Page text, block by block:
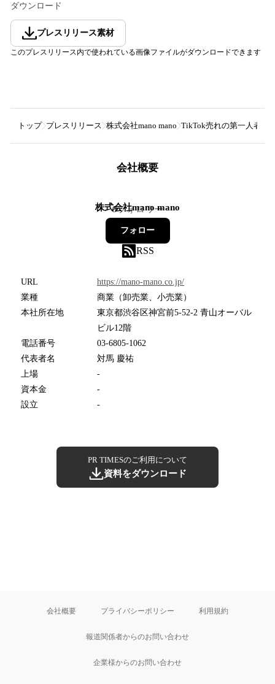
ダウンロード
プレスリリース素材
このプレスリリース内で使われている画像ファイルがダウンロードできます
トップ プレスリリース 株式会社mano mano TikTok売れの第一人者・
会社概要
株式会社mano mano
9フォロワー
フォロー
RSS
URL
https://mano-mano.co.jp/
業種
商業（卸売業、小売業）
本社所在地
東京都渋谷区神宮前5-52-2 青山オーバル
ビル12階
電話番号
03-6805-1062
代表者名
対馬 慶祐
上場
-
資本金
-
設立
-
PR TIMESのご利用について
資料をダウンロード
会社概要 プライバシーポリシー 利用規約
報道関係者からのお問い合わせ
企業様からのお問い合わせ